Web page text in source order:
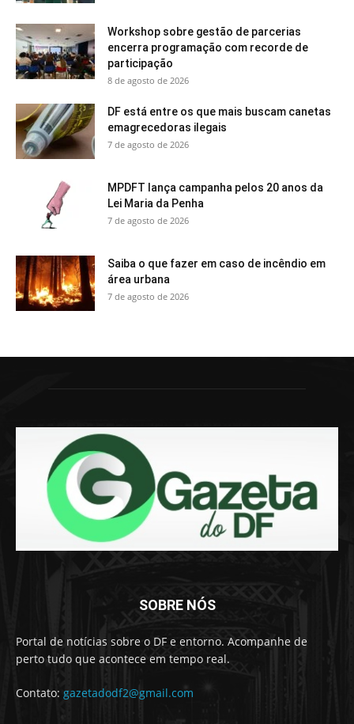
Workshop sobre gestão de parcerias
encerra programação com recorde de
participação
8 de agosto de 2026
DF está entre os que mais buscam canetas
emagrecedoras ilegais
7 de agosto de 2026
MPDFT lança campanha pelos 20 anos da
Lei Maria da Penha
7 de agosto de 2026
Saiba o que fazer em caso de incêndio em
área urbana
7 de agosto de 2026
SOBRE NÓS
Portal de notícias sobre o DF e entorno. Acompanhe de
perto tudo que acontece em tempo real.
Contato: gazetadodf2@gmail.com